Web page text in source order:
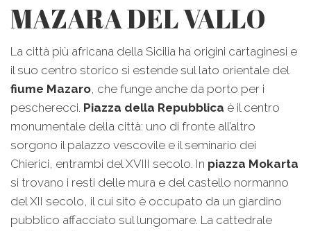
MAZARA DEL VALLO
La città più africana della Sicilia ha origini cartaginesi e
il suo centro storico si estende sul lato orientale del
fiume Mazaro, che funge anche da porto per i
pescherecci. Piazza della Repubblica è il centro
monumentale della città: uno di fronte all’altro
sorgono il palazzo vescovile e il seminario dei
Chierici, entrambi del XVIII secolo. In piazza Mokarta
si trovano i resti delle mura e del castello normanno
del XII secolo, il cui sito è occupato da un giardino
pubblico affacciato sul lungomare. La cattedrale